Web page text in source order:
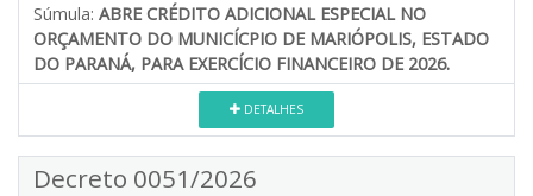
Súmula: ABRE CRÉDITO ADICIONAL ESPECIAL NO
ORÇAMENTO DO MUNICÍCPIO DE MARIÓPOLIS, ESTADO
DO PARANÁ, PARA EXERCÍCIO FINANCEIRO DE 2026.
DETALHES
Decreto 0051/2026